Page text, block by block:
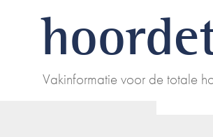
Vakinformatie voor de totale